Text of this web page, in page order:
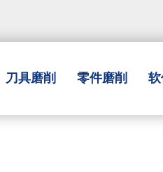
刀具磨削 零件磨削